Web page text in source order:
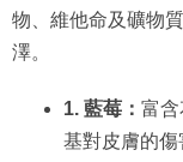
物、維他命及礦物
澤。
1. 藍莓： 富
基對皮膚的